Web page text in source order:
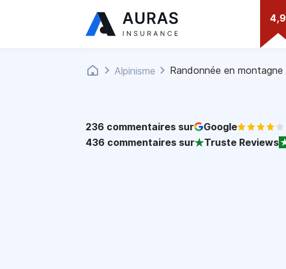
4,9
Alpinisme Randonnée en montagne
236 commentaires sur
Google
436 commentaires sur Truste Reviews